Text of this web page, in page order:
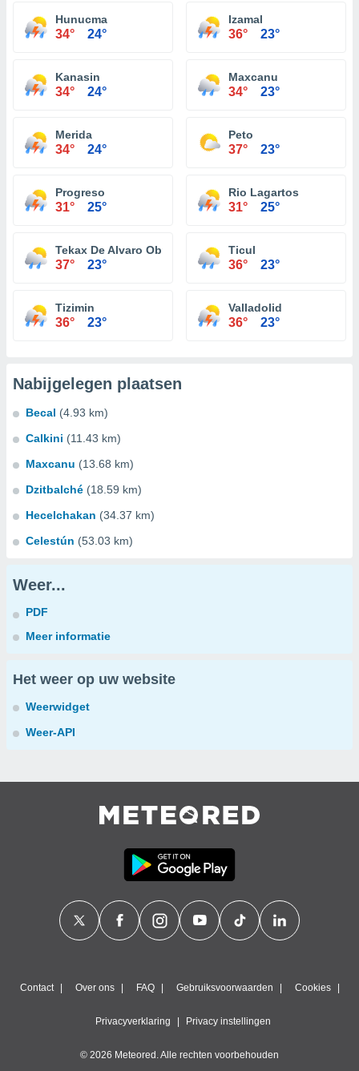
Hunucma
34° 24°
Izamal
36° 23°
Kanasin
34° 24°
Maxcanu
34° 23°
Merida
34° 24°
Peto
37° 23°
Progreso
31° 25°
Rio Lagartos
31° 25°
Tekax De Alvaro Obregon
37° 23°
Ticul
36° 23°
Tizimin
36° 23°
Valladolid
36° 23°
Nabijgelegen plaatsen
Becal (4.93 km)
Calkini (11.43 km)
Maxcanu (13.68 km)
Dzitbalché (18.59 km)
Hecelchakan (34.37 km)
Celestún (53.03 km)
Weer...
PDF
Meer informatie
Het weer op uw website
Weerwidget
Weer-API
Contact Over ons FAQ Gebruiksvoorwaarden Cookies
Privacyverklaring Privacy instellingen
© 2026 Meteored. Alle rechten voorbehouden